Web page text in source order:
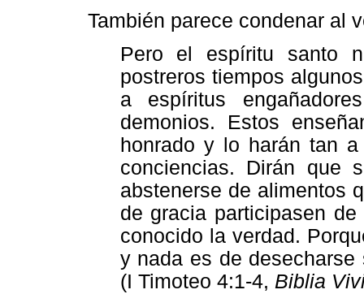
También parece condenar al
Pero el espíritu santo
postreros tiempos
a espíritus
demonios. Estos
honrado y lo harán tan
conciencias. Dirán que
abstenerse de alimentos
de gracia participasen
conocido la verdad.
y nada es de
(I Timoteo 4:1-4, Biblia